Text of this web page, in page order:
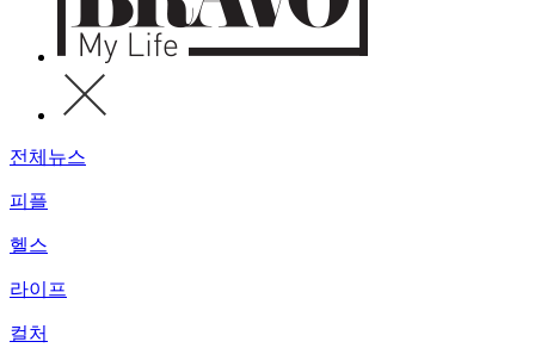
전체뉴스
피플
헬스
라이프
컬처